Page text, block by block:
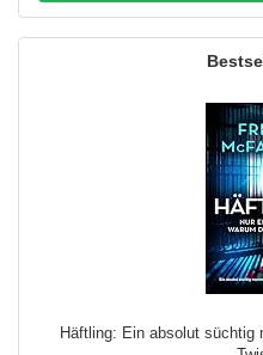
Häftling: Ein absolut süchtig